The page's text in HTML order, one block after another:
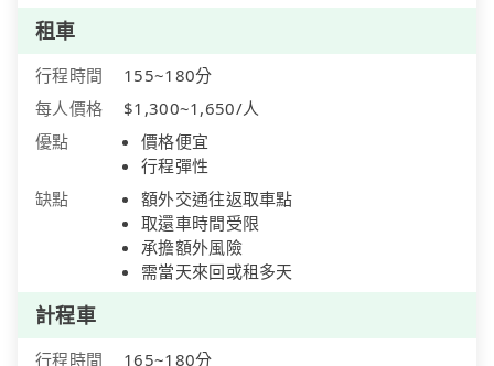
租車
行程時間
155~180分
每人價格
$1,300~1,650/人
優點
價格便宜
行程彈性
缺點
額外交通往返取車點
取還車時間受限
承擔額外風險
需當天來回或租多天
計程車
行程時間
165~180分